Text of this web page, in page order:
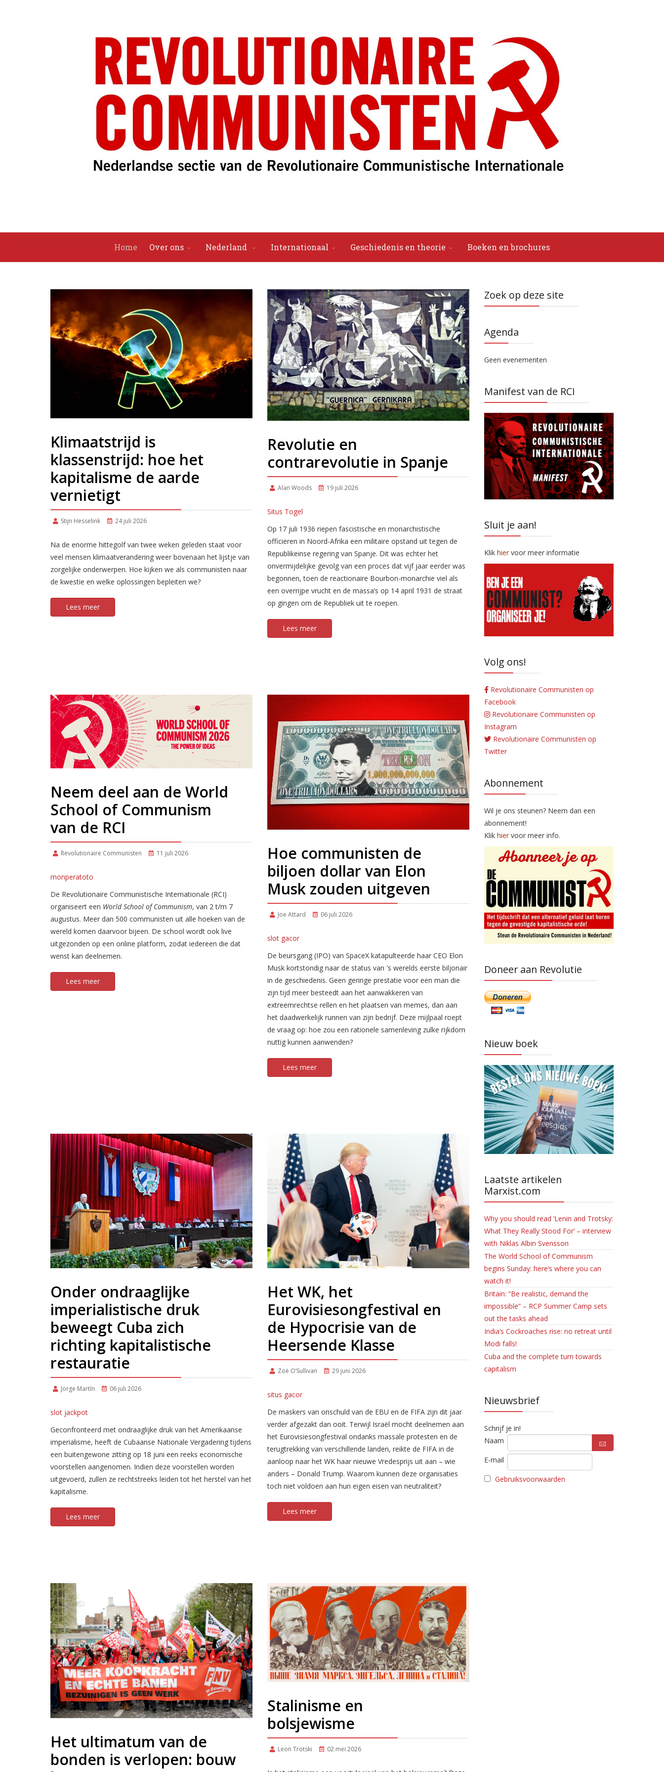
Home Over ons Nederland Internationaal Geschiedenis en theorie Boeken en brochures
Klimaatstrijd is
klassenstrijd: hoe het
kapitalisme de aarde
vernietigt
Stijn Hesselink 24 juli 2026
Na de enorme hittegolf van twee weken geleden staat voor
veel mensen klimaatverandering weer bovenaan het lijstje van
zorgelijke onderwerpen. Hoe kijken we als communisten naar
de kwestie en welke oplossingen bepleiten we?
Lees meer
Revolutie en
contrarevolutie in Spanje
Alan Woods 19 juli 2026
Situs Togel
Op 17 juli 1936 riepen fascistische en monarchistische
officieren in Noord-Afrika een militaire opstand uit tegen de
Republikeinse regering van Spanje. Dit was echter het
onvermijdelijke gevolg van een proces dat vijf jaar eerder was
begonnen, toen de reactionaire Bourbon-monarchie viel als
een overrijpe vrucht en de massa’s op 14 april 1931 de straat
op gingen om de Republiek uit te roepen.
Lees meer
Neem deel aan de World
School of Communism
van de RCI
Revolutionaire Communisten 11 juli 2026
monperatoto
De Revolutionaire Communistische Internationale (RCI)
organiseert een World School of Communism, van 2 t/m 7
augustus. Meer dan 500 communisten uit alle hoeken van de
wereld komen daarvoor bijeen. De school wordt ook live
uitgezonden op een online platform, zodat iedereen die dat
wenst kan deelnemen.
Lees meer
Hoe communisten de
biljoen dollar van Elon
Musk zouden uitgeven
Joe Attard 06 juli 2026
slot gacor
De beursgang (IPO) van SpaceX katapulteerde haar CEO Elon
Musk kortstondig naar de status van 's werelds eerste biljonair
in de geschiedenis. Geen geringe prestatie voor een man die
zijn tijd meer besteedt aan het aanwakkeren van
extreemrechtse rellen en het plaatsen van memes, dan aan
het daadwerkelijk runnen van zijn bedrijf. Deze mijlpaal roept
de vraag op: hoe zou een rationele samenleving zulke rijkdom
nuttig kunnen aanwenden?
Lees meer
Onder ondraaglijke
imperialistische druk
beweegt Cuba zich
richting kapitalistische
restauratie
Jorge Martín 06 juli 2026
slot jackpot
Geconfronteerd met ondraaglijke druk van het Amerikaanse
imperialisme, heeft de Cubaanse Nationale Vergadering tijdens
een buitengewone zitting op 18 juni een reeks economische
voorstellen aangenomen. Indien deze voorstellen worden
uitgevoerd, zullen ze rechtstreeks leiden tot het herstel van het
kapitalisme.
Lees meer
Het WK, het
Eurovisiesongfestival en
de Hypocrisie van de
Heersende Klasse
Zoë O’Sullivan 29 juni 2026
situs gacor
De maskers van onschuld van de EBU en de FIFA zijn dit jaar
verder afgezakt dan ooit. Terwijl Israël mocht deelnemen aan
het Eurovisiesongfestival ondanks massale protesten en de
terugtrekking van verschillende landen, reikte de FIFA in de
aanloop naar het WK haar nieuwe Vredesprijs uit aan – wie
anders – Donald Trump. Waarom kunnen deze organisaties
toch niet voldoen aan hun eigen eisen van neutraliteit?
Lees meer
Het ultimatum van de
bonden is verlopen: bouw
Stalinisme en
bolsjewisme
Leon Trotski 02 mei 2026
Zoek op deze site
Agenda
Geen evenementen
Manifest van de RCI
Sluit je aan!
Klik hiervoor meer informatie
Volg ons!
Revolutionaire Communisten op
Facebook
Revolutionaire Communisten op
Instagram
Revolutionaire Communisten op
Twitter
Abonnement
Wil je ons steunen? Neem dan een
abonnement!
Klik hiervoor meer info.
Doneer aan Revolutie
Nieuw boek
Laatste artikelen
Marxist.com
Why you should read ‘Lenin and Trotsky:
What They Really Stood For’ – interview
with Niklas Albin Svensson
The World School of Communism
begins Sunday: here’s where you can
watch it!
Britain: “Be realistic, demand the
impossible” – RCP Summer Camp sets
out the tasks ahead
India’s Cockroaches rise: no retreat until
Modi falls!
Cuba and the complete turn towards
capitalism
Nieuwsbrief
Schrijf je in!
Naam
E-mail
Gebruiksvoorwaarden